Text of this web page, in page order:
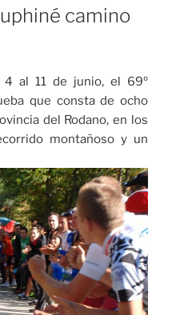
camino
4 al 11 de junio, el 69º
que consta de ocho
del Rodano, en los
montañoso y un